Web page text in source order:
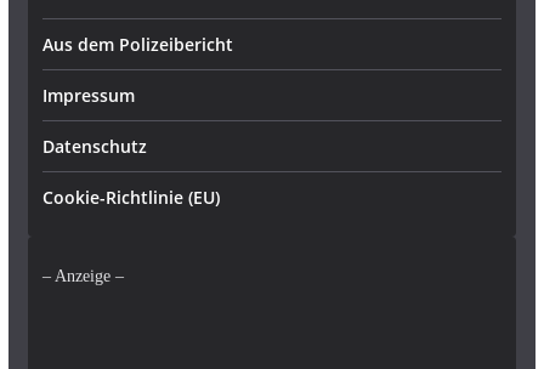
Aus dem Polizeibericht
Impressum
Datenschutz
Cookie-Richtlinie (EU)
– Anzeige –